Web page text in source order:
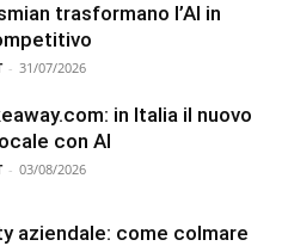
trasformano l’AI in
- 31/07/2026
in Italia il nuovo
con AI
- 03/08/2026
aziendale: come colmare